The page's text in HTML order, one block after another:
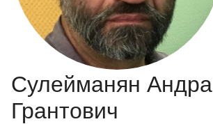
Сулейманян
Грантович